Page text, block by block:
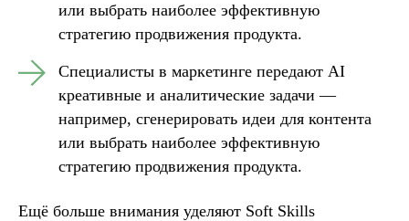
или выбрать наиболее эффективную
стратегию продвижения продукта.
Специалисты в маркетинге передают AI
креативные и аналитические задачи —
например, сгенерировать идеи для контента
или выбрать наиболее эффективную
стратегию продвижения продукта.
Ещё больше внимания уделяют Soft Skills